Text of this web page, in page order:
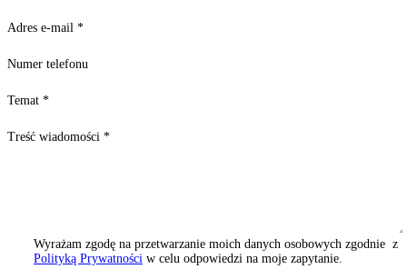
Adres e-mail *
Numer telefonu
Temat *
Treść wiadomości *
Wyrażam zgodę na przetwarzanie moich danych osobowych zgodnie z
Polityką Prywatności w celu odpowiedzi na moje zapytanie.